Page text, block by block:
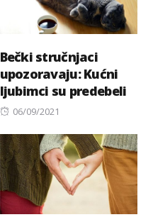
Bečki stručnjaci
upozoravaju: Kućni
ljubimci su predebeli
Posted
06/09/2021